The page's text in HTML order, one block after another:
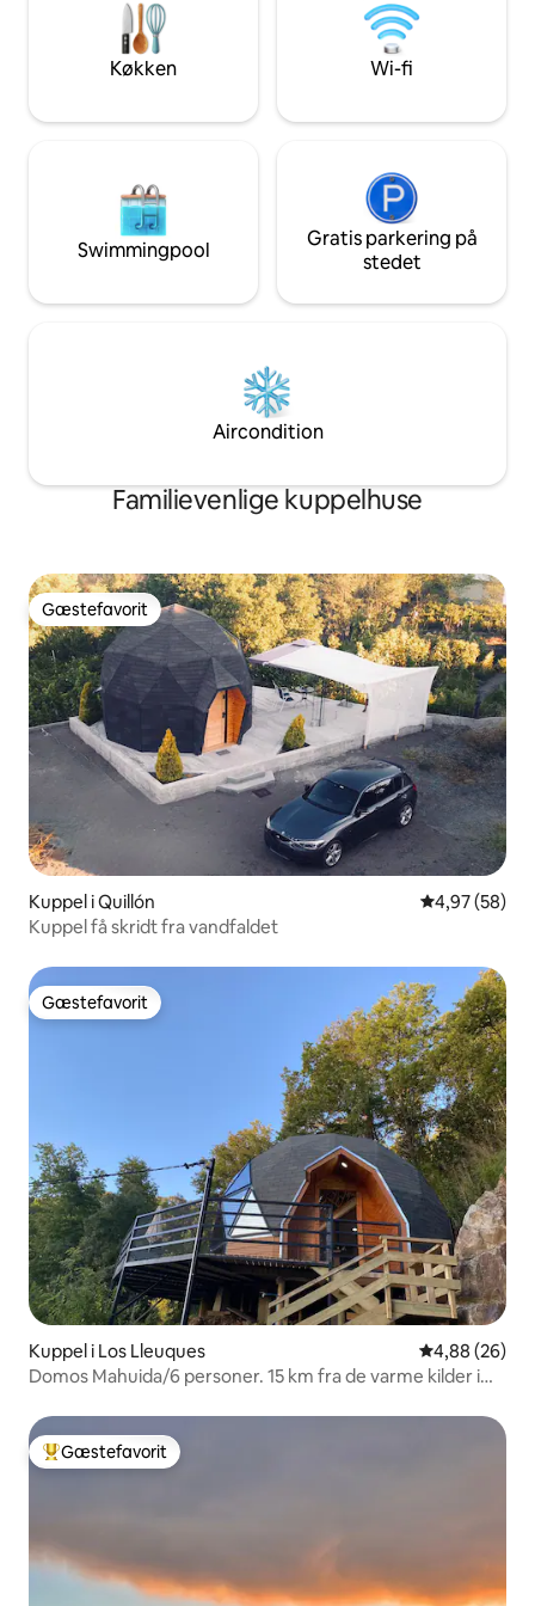
det perfekte sted at komme i kontakt
igen, slappe af og slappe af. Bemærk:
Kun komposttoilet.
af indfødte arter
vi beder dig om at
også kunne
Køkken Wi-fi
Swimmingpool
Gratis parkering på
stedet
Aircondition
Familievenlige kuppelhuse
Gæstefavorit
Gæstefavorit
Kuppel i Quillón 4,97 ud af 5 i
4,97 (58)
Kuppel få skridt fra vandfaldet
Gæstefavorit
Gæstefavorit
Kuppel i Los Lleuques 4,88 ud af 5 i
4,88 (26)
Domos Mahuida/6 personer. 15 km fra de varme kilder i
Bedste gæstefavorit
Gæstefavorit